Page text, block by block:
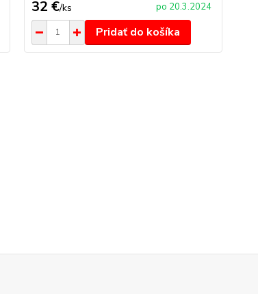
32 €/ks po 20.3.2024
Pridať do košíka